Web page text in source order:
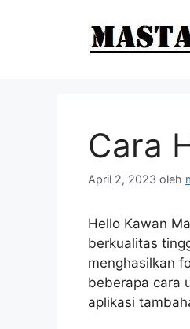
Cara
April 2, 2023 oleh
Hello Kawan
berkualitas
menghasilkan
beberapa cara
aplikasi